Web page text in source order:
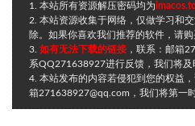
1. 本站所有资源解压密码均为
2. 本站资源收集于网络，仅做学习和
除。如果你喜欢我们推荐的软件，请购
3. 如有无法下载的链接 ，联系：邮箱
系QQ271638927进行反馈，我们将及
4. 本站发布的内容若侵犯到您的权益
箱271638927@qq.com，我们将第一